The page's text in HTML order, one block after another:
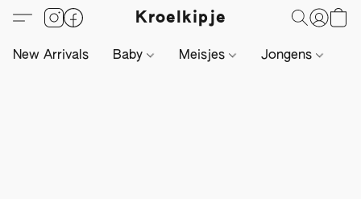
Kroelkipje
New Arrivals Baby Meisjes Jongens